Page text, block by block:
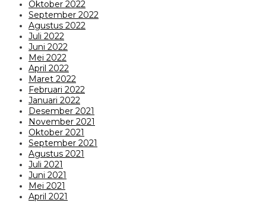
Oktober 2022
September 2022
Agustus 2022
Juli 2022
Juni 2022
Mei 2022
April 2022
Maret 2022
Februari 2022
Januari 2022
Desember 2021
November 2021
Oktober 2021
September 2021
Agustus 2021
Juli 2021
Juni 2021
Mei 2021
April 2021